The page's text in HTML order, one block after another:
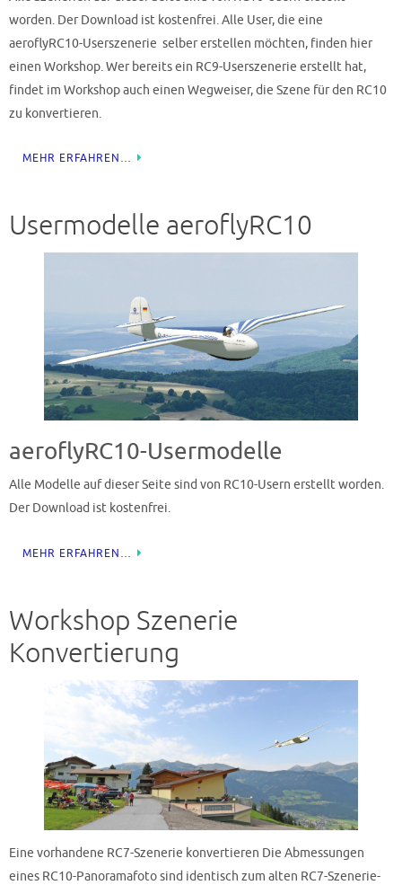
worden. Der Download ist kostenfrei. Alle User, die eine
aeroflyRC10-Userszenerie selber erstellen möchten, finden hier
einen Workshop. Wer bereits ein RC9-Userszenerie erstellt hat,
findet im Workshop auch einen Wegweiser, die Szene für den RC10
zu konvertieren.
MEHR ERFAHREN…
Usermodelle aeroflyRC10
aeroflyRC10-Usermodelle
Alle Modelle auf dieser Seite sind von RC10-Usern erstellt worden.
Der Download ist kostenfrei.
MEHR ERFAHREN…
Workshop Szenerie
Konvertierung
Eine vorhandene RC7-Szenerie konvertieren Die Abmessungen
eines RC10-Panoramafoto sind identisch zum alten RC7-Szenerie-